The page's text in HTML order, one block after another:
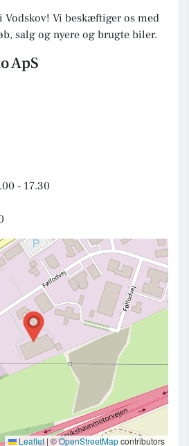
Vodskov! Vi beskæftiger os med
salg og nyere og brugte biler.
ApS
- 17.30
Leaflet|©OpenStreetMapcontributors